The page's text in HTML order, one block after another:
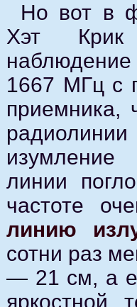
Но вот в
Хэт
наблюдение
1667 МГц с
приемника,
изумление
линии
частоте
линию
сотни раз
— 21 см, а
яркостной